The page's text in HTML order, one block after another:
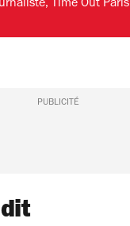
Time Out Paris
PUBLICITÉ